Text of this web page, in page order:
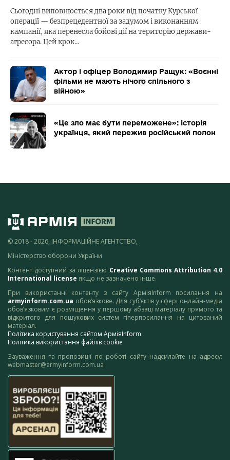
Сьогодні виповнюється два роки від початку Курської
операції — безпрецедентної за задумом і виконанням
кампанії, яка перенесла бойові дії на територію держави-
агресора. Цей крок…
Актор і офіцер Володимир Ращук: «Воєнні
фільми не мають нічого спільного з
війною»
«Це зло має бути переможене»: історія
українця, який пережив російський полон
© 2018 - 2026, ІНФОРМАЦІЙНЕ АГЕНТСТВО,
Міністерство оборони України
Контент доступний за ліцензією Creative Commons Attribution 4.0
International license якщо не зазначено інше.
При використанні контенту з сайту АрміяInform посилання на
armyinform.com.ua обов’язкове. Для суб’єктів у сфері онлайн-медіа
обов’язковим є розміщення у першому абзаці матеріалу прямого та
відкритого для пошукових систем гіперпосилання на цитований
матеріал.
Політика користування сайтом АрміяInform
Політика використання файлів cookie
Зауваження та пропозиції по роботі сайту надсилайте на адресу:
webmaster@armyinform.com.ua